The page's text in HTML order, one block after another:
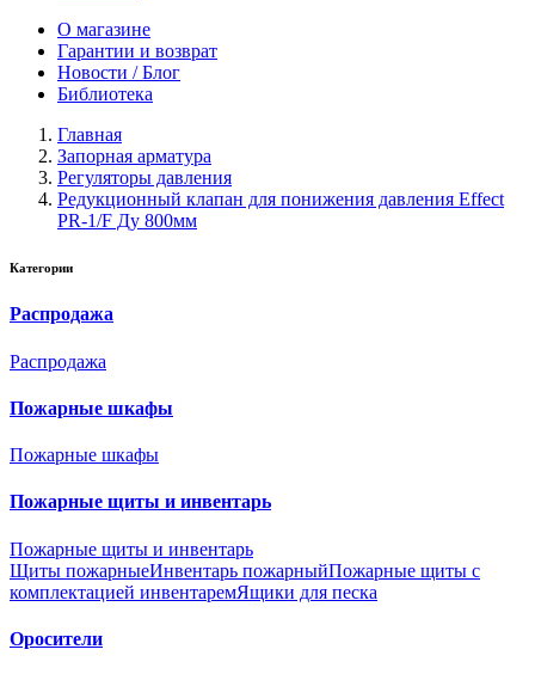
О магазине
Гарантии и возврат
Новости / Блог
Библиотека
Главная
Запорная арматура
Регуляторы давления
Редукционный клапан для понижения давления Effect
PR-1/F Ду 800мм
Категории
Распродажа
Распродажа
Пожарные шкафы
Пожарные шкафы
Пожарные щиты и инвентарь
Пожарные щиты и инвентарь
Щиты пожарныеИнвентарь пожарныйПожарные щиты с
комплектацией инвентаремЯщики для песка
Оросители